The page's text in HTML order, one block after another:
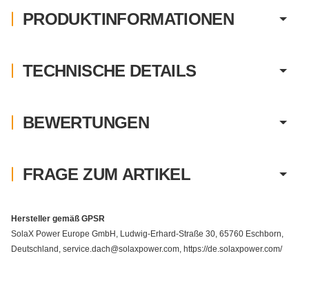
PRODUKTINFORMATIONEN
TECHNISCHE DETAILS
BEWERTUNGEN
FRAGE ZUM ARTIKEL
Hersteller gemäß GPSR
SolaX Power Europe GmbH, Ludwig-Erhard-Straße 30, 65760 Eschborn,
Deutschland, service.dach@solaxpower.com, https://de.solaxpower.com/